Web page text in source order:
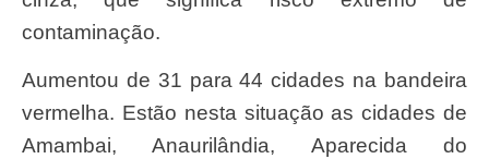
contaminação.
Aumentou de 31 para 44 cidades na bandeira
vermelha. Estão nesta situação as cidades de
Amambai, Anaurilândia, Aparecida do